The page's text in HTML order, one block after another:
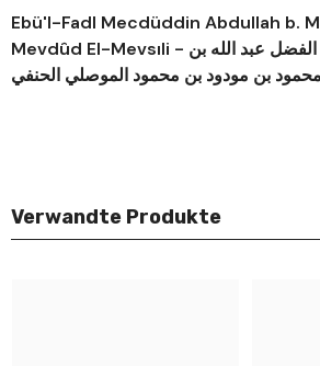
Ebü'l-Fadl Mecdüddin Abdullah b.
Mevdûd El-Mevsıli - مجد الدين أبي الفضل عبد الله بن
محمود بن مودود بن محمود الموصلي الحنفي
Verwandte Produkte